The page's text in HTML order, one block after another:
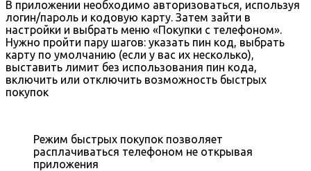
В приложении необходимо авторизоваться, используя
логин/пароль и кодовую карту. Затем зайти в
настройки и выбрать меню «Покупки с телефоном».
Нужно пройти пару шагов: указать пин код, выбрать
карту по умолчанию (если у вас их несколько),
выставить лимит без использования пин кода,
включить или отключить возможность быстрых
покупок
Режим быстрых покупок позволяет
расплачиваться телефоном не открывая
приложения